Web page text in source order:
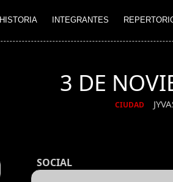
HISTORIA INTEGRANTES
3 DE
CIUDAD
SOCIAL